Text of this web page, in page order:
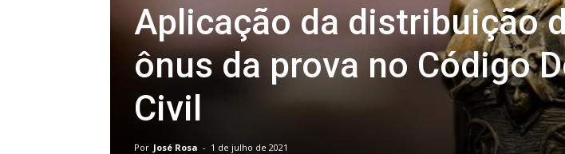
Aplicação da distribuição
ônus da prova no Código
Civil
Por José Rosa - 1 de julho de 2021